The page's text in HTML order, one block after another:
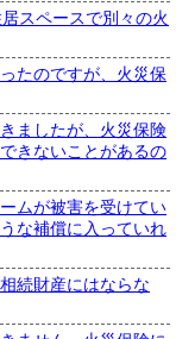
スペースで別々の火
たのですが、火災保
ましたが、火災保険
きないことがあるの
ムが被害を受けてい
な補償に入っていれ
続財産にはならな